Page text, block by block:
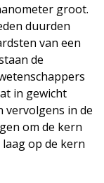
groot.
duurden
van een
de
in gewicht
vervolgens in de
om de kern
op de kern